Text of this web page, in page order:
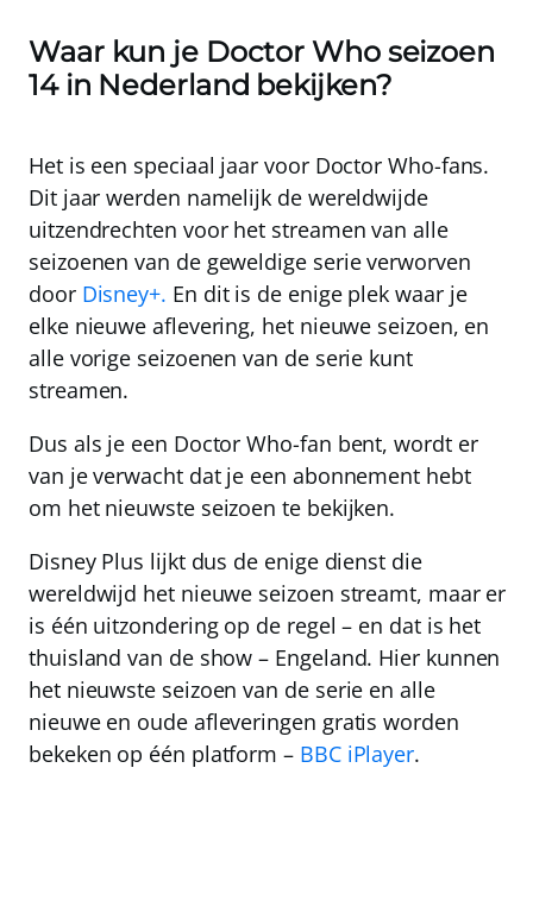
Waar kun je Doctor Who seizoen
14 in Nederland bekijken?
Het is een speciaal jaar voor Doctor Who-fans.
Dit jaar werden namelijk de wereldwijde
uitzendrechten voor het streamen van alle
seizoenen van de geweldige serie verworven
door Disney+. En dit is de enige plek waar je
elke nieuwe aflevering, het nieuwe seizoen, en
alle vorige seizoenen van de serie kunt
streamen.
Dus als je een Doctor Who-fan bent,wordt er
van je verwacht dat je een abonnement hebt
om het nieuwste seizoen te bekijken.
Disney Plus lijkt dus de enige dienst die
wereldwijd het nieuwe seizoen streamt, maar er
is één uitzondering op de regel – en dat is het
thuisland van de show – Engeland. Hier kunnen
het nieuwste seizoen van de serie en alle
nieuwe en oude afleveringen gratis worden
bekeken op één platform – BBC iPlayer.